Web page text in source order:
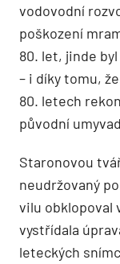
vodovodní
poškození
80. let, jinde
– i díky tomu,
80. letech
původní
Staronovou
neudržovaný
vilu obklopoval
vystřídala
leteckých